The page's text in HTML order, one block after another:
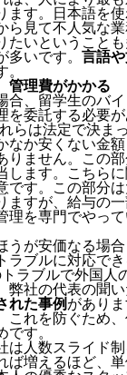
ます。日本語を
ら見て不人気な
たいということ
多いです。 言語
管理費がかかる
、留学生のバイ
を委託する必要
らは法定で決ま
なか安くない金
りません。この
します。こちら
です。この部分
ますが、給与の
理を専門でやっ
うが安価なる場
ラブルに対応で
ラブルで外国人
弊社の代表の聞
れた事例 があり
これを防ぐため
です。
は人数スライド制
ば増えるほど、